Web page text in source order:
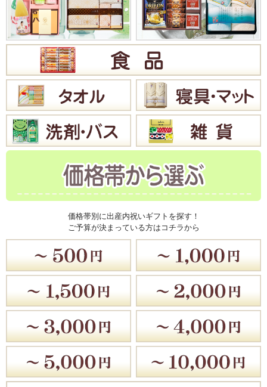
価格帯別に出産内祝いギフトを探す！
ご予算が決まっている方はコチラから